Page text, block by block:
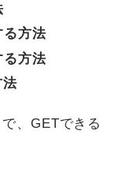
る方法
る方法
、GETできる